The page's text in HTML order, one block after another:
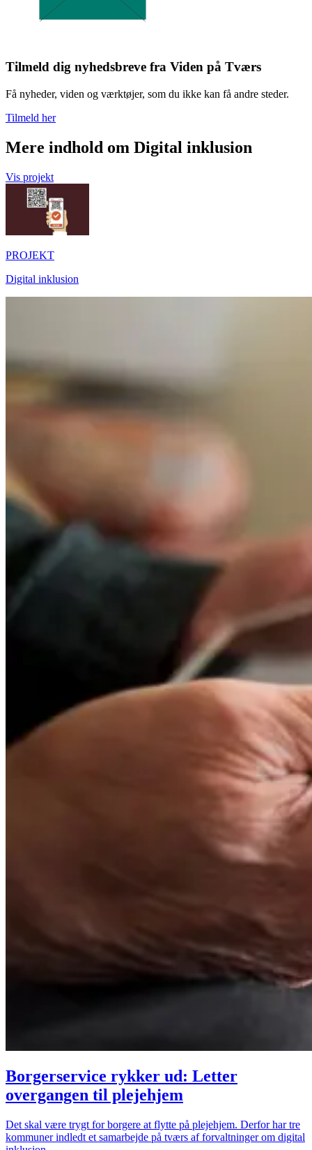
Tilmeld dig nyhedsbreve fra Viden på Tværs
Få nyheder, viden og værktøjer, som du ikke kan få andre steder.
Tilmeld her
Mere indhold om Digital inklusion
Vis projekt
PROJEKT
Digital inklusion
Borgerservice rykker ud: Letter
overgangen til plejehjem
Det skal være trygt for borgere at flytte på plejehjem. Derfor har tre
kommuner indledt et samarbejde på tværs af forvaltninger om digital